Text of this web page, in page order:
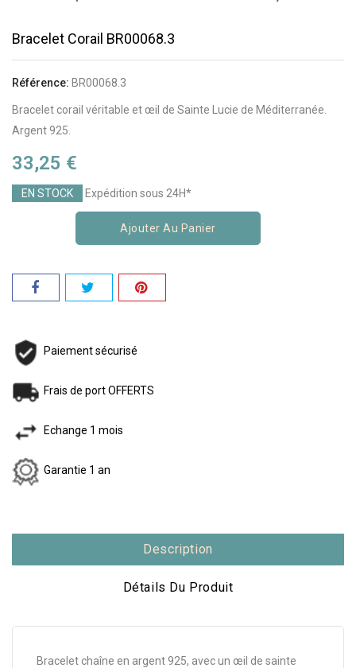
Bracelet Corail BR00068.3
Référence: BR00068.3
Bracelet corail véritable et œil de Sainte Lucie de Méditerranée.
Argent 925.
33,25 €
EN STOCK Expédition sous 24H*
Ajouter Au Panier
Paiement sécurisé
Frais de port OFFERTS
Echange 1 mois
Garantie 1 an
Description
Détails Du Produit
Bracelet chaîne en argent 925, avec un œil de sainte